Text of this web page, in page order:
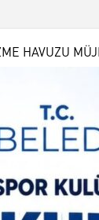
HAVUZU